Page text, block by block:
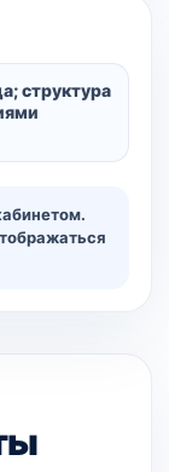
структура